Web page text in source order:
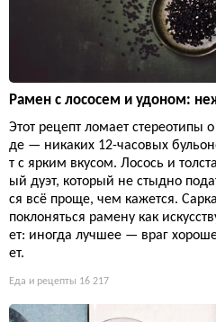
Рамен с лососем и удоном:
Этот рецепт ломает
де — никаких 12-часовых
т с ярким вкусом. Лосось и
ый дуэт, который не стыдно
ся всё проще, чем кажется.
поклоняться рамену как
ет: иногда лучшее — враг
ет.
Еда и рецепты 16 217